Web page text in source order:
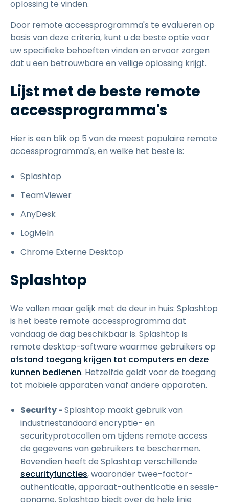
oplossing te vinden.
Door remote accessprogramma's te evalueren op
basis van deze criteria, kunt u de beste optie voor
uw specifieke behoeften vinden en ervoor zorgen
dat u een betrouwbare en veilige oplossing krijgt.
Lijst met de beste remote
accessprogramma's
Hier is een blik op 5 van de meest populaire remote
accessprogramma's, en welke het beste is:
Splashtop
TeamViewer
AnyDesk
LogMeIn
Chrome Externe Desktop
Splashtop
We vallen maar gelijk met de deur in huis: Splashtop
is het beste remote accessprogramma dat
vandaag de dag beschikbaar is. Splashtop is
remote desktop-software waarmee gebruikers op
afstand toegang krijgen tot computers en deze
kunnen bedienen. Hetzelfde geldt voor de toegang
tot mobiele apparaten vanaf andere apparaten.
Security -Splashtop maakt gebruik van
industriestandaard encryptie- en
securityprotocollen om tijdens remote access
de gegevens van gebruikers te beschermen.
Bovendien heeft de Splashtop verschillende
securityfuncties, waaronder twee-factor-
authenticatie, apparaat-authenticatie en sessie-